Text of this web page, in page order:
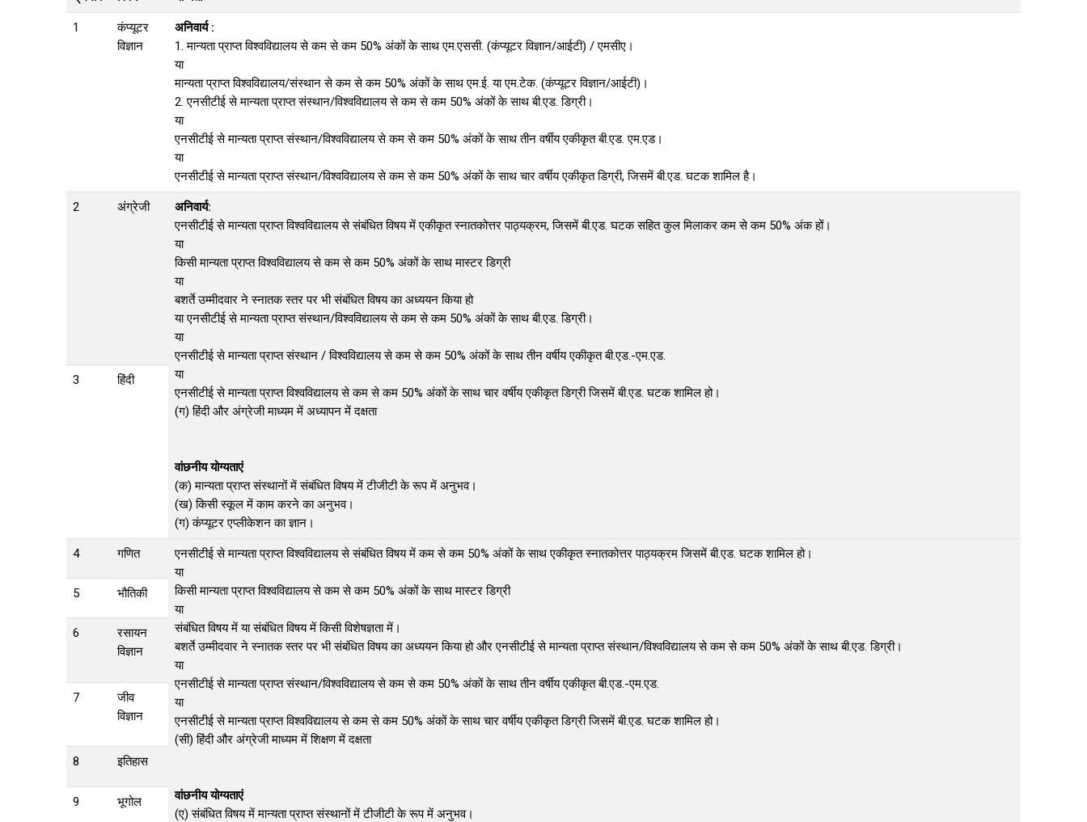
1
कंप्यूटर
विज्ञान
अनिवार्य :
1. मान्यता प्राप्त विश्वविद्यालय से कम से कम 50% अंकों के साथ एम.एससी. (कंप्यूटर विज्ञान/आईटी) / एमसीए।
या
मान्यता प्राप्त विश्वविद्यालय/संस्थान से कम से कम 50% अंकों के साथ एम.ई. या एम.टेक. (कंप्यूटर विज्ञान/आईटी)।
2. एनसीटीई से मान्यता प्राप्त संस्थान/विश्वविद्यालय से कम से कम 50% अंकों के साथ बी.एड. डिग्री।
या
एनसीटीई से मान्यता प्राप्त संस्थान/विश्वविद्यालय से कम से कम 50% अंकों के साथ तीन वर्षीय एकीकृत बी.एड. एम.एड।
या
एनसीटीई से मान्यता प्राप्त संस्थान/विश्वविद्यालय से कम से कम 50% अंकों के साथ चार वर्षीय एकीकृत डिग्री, जिसमें बी.एड. घटक शामिल है।
2 अंग्रेजी
अनिवार्य:
एनसीटीई से मान्यता प्राप्त विश्वविद्यालय से संबंधित विषय में एकीकृत स्नातकोत्तर पाठ्यक्रम, जिसमें बी.एड. घटक सहित कुल मिलाकर कम से कम 50% अंक हों।
या
किसी मान्यता प्राप्त विश्वविद्यालय से कम से कम 50% अंकों के साथ मास्टर डिग्री
या
बशर्ते उम्मीदवार ने स्नातक स्तर पर भी संबंधित विषय का अध्ययन किया हो
या एनसीटीई से मान्यता प्राप्त संस्थान/विश्वविद्यालय से कम से कम 50% अंकों के साथ बी.एड. डिग्री।
या
एनसीटीई से मान्यता प्राप्त संस्थान / विश्वविद्यालय से कम से कम 50% अंकों के साथ तीन वर्षीय एकीकृत बी.एड.-एम.एड.
या
एनसीटीई से मान्यता प्राप्त विश्वविद्यालय से कम से कम 50% अंकों के साथ चार वर्षीय एकीकृत डिग्री जिसमें बी.एड. घटक शामिल हो।
(ग) हिंदी और अंग्रेजी माध्यम में अध्यापन में दक्षता
वांछनीय योग्यताएं
(क) मान्यता प्राप्त संस्थानों में संबंधित विषय में टीजीटी के रूप में अनुभव।
(ख) किसी स्कूल में काम करने का अनुभव।
(ग) कंप्यूटर एप्लीकेशन का ज्ञान।
3 हिंदी
4 गणित
एनसीटीई से मान्यता प्राप्त विश्वविद्यालय से संबंधित विषय में कम से कम 50% अंकों के साथ एकीकृत स्नातकोत्तर पाठ्यक्रम जिसमें बी.एड. घटक शामिल हो।
या
किसी मान्यता प्राप्त विश्वविद्यालय से कम से कम 50% अंकों के साथ मास्टर डिग्री
या
संबंधित विषय में या संबंधित विषय में किसी विशेषज्ञता में।
बशर्ते उम्मीदवार ने स्नातक स्तर पर भी संबंधित विषय का अध्ययन किया हो और एनसीटीई से मान्यता प्राप्त संस्थान/विश्वविद्यालय से कम से कम 50% अंकों के साथ बी.एड. डिग्री।
या
एनसीटीई से मान्यता प्राप्त संस्थान/विश्वविद्यालय से कम से कम 50% अंकों के साथ तीन वर्षीय एकीकृत बी.एड.-एम.एड.
या
एनसीटीई से मान्यता प्राप्त विश्वविद्यालय से कम से कम 50% अंकों के साथ चार वर्षीय एकीकृत डिग्री जिसमें बी.एड. घटक शामिल हो।
(सी) हिंदी और अंग्रेजी माध्यम में शिक्षण में दक्षता
वांछनीय योग्यताएं
(ए) संबंधित विषय में मान्यता प्राप्त संस्थानों में टीजीटी के रूप में अनुभव।
5 भौतिकी
6
रसायन
विज्ञान
7
जीव
विज्ञान
8 इतिहास
9 भूगोल